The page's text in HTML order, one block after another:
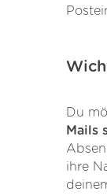
Du
Mails
ihre